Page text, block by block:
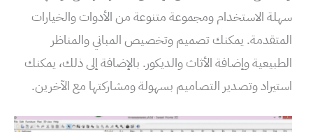
سهلة الاستخدام ومجموعة متنوعة من الأدوات والخيارات
المتقدمة. يمكنك تصميم وتخصيص المباني والمناظر
الطبيعية وإضافة الأثاث والديكور. بالإضافة إلى ذلك، يمكنك
استيراد وتصدير التصاميم بسهولة ومشاركتها مع الآخرين.